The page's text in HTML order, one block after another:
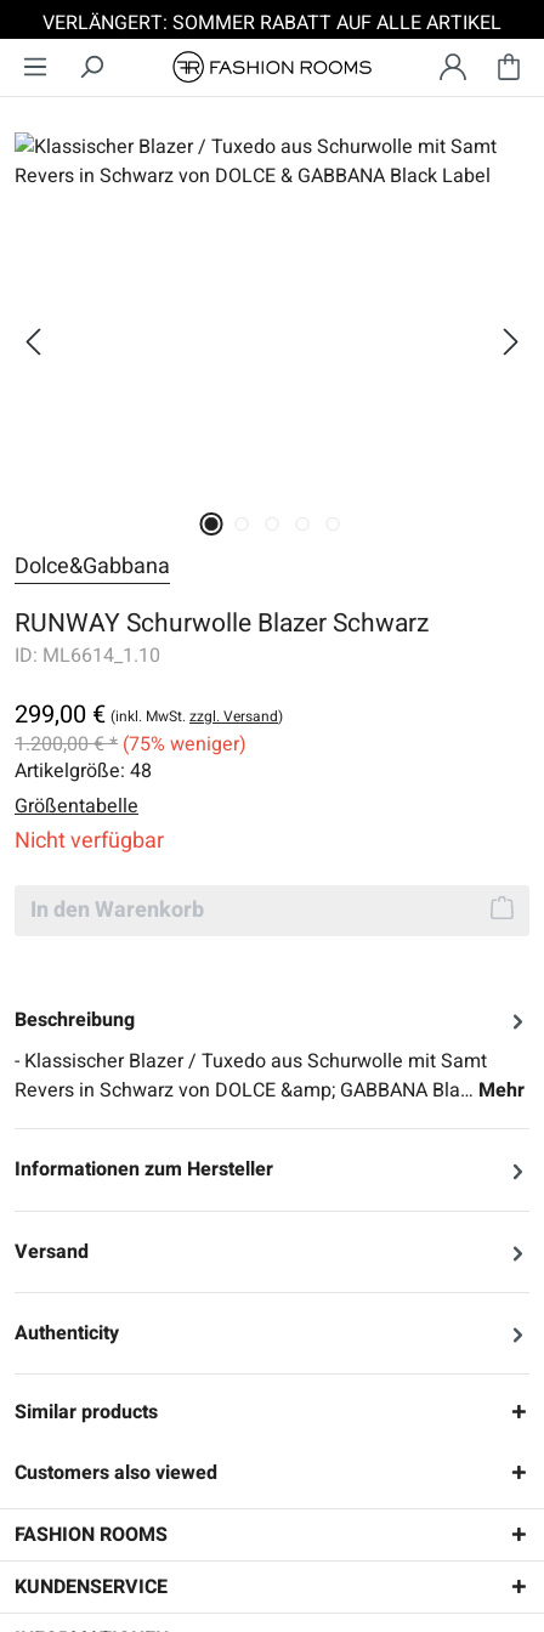
Zum Hauptinhalt springen
VERLÄNGERT: SOMMER RABATT AUF ALLE ARTIKEL
Bildergalerie überspringen
Dolce&Gabbana
RUNWAY Schurwolle Blazer Schwarz
ID: ML6614_1.10
299,00 € (inkl. MwSt.zzgl. Versand)
1.200,00 € * (75% weniger)
Artikelgröße: 48
Größentabelle
Nicht verfügbar
In den Warenkorb
Beschreibung
- Klassischer Blazer / Tuxedo aus Schurwolle mit Samt
Revers in Schwarz von DOLCE &amp; GABBANA Bla… Mehr
Informationen zum Hersteller
Versand
Authenticity
Similar products
Customers also viewed
FASHION ROOMS
KUNDENSERVICE